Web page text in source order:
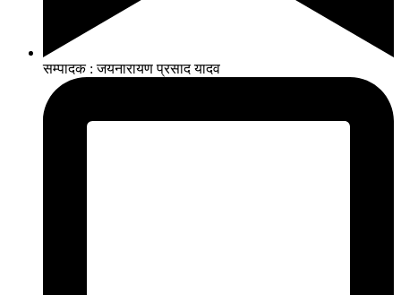
सम्पादक : जयनारायण प्रसाद यादव